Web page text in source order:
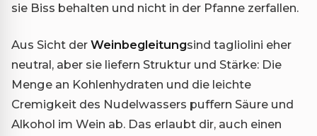
sie Biss behalten und nicht in der Pfanne zerfallen.
Aus Sicht der Weinbegleitungsind tagliolini eher
neutral, aber sie liefern Struktur und Stärke: Die
Menge an Kohlenhydraten und die leichte
Cremigkeit des Nudelwassers puffern Säure und
Alkohol im Wein ab. Das erlaubt dir, auch einen